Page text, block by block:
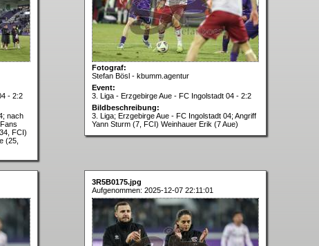
- 2:2
nach
FCI)
(25,
Fotograf:
Stefan Bösl - kbumm.agentur
Event:
3. Liga - Erzgebirge Aue - FC Ingolstadt 04 - 2:2
Bildbeschreibung:
3. Liga; Erzgebirge Aue - FC Ingolstadt 04; Angriff
Yann Sturm (7, FCI) Weinhauer Erik (7 Aue)
3R5B0175.jpg
Aufgenommen: 2025-12-07 22:11:01